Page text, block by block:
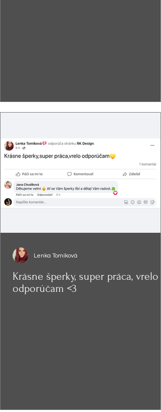
Krásne šperky, super práca, vrelo
odporúčam <3
Lenka Tomíková